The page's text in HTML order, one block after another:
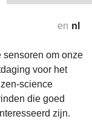
en nl
sensoren om onze
voor het
science
die goed
zijn.